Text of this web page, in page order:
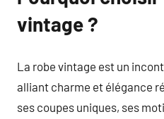
vintage ?
La robe vintage est un
alliant charme et élégance
ses coupes uniques, ses